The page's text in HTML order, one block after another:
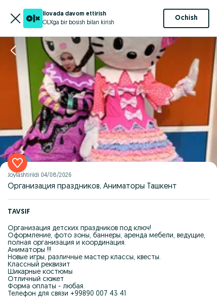
Ilovada davom ettirish
OLXga bir bosish bilan kirish
Ochish
Joylashtirildi 04/08/2026
Организация праздников, Аниматоры Ташкент
TAVSIF
Организация детских праздников под ключ!
Оформление, фото зоны, баннеры, аренда мебели, ведущие,
полная организация и координация.
Аниматоры !!!
Новые игры, различные мастер классы, квесты.
Классный реквизит
Шикарные костюмы
Отличный сюжет
Форма оплаты - любая.
Телефон для связи +99890 007 43 41